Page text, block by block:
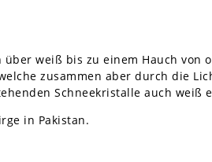
weiß bis zu einem Hauch von
zusammen aber durch die
Schneekristalle auch weiß
in Pakistan.